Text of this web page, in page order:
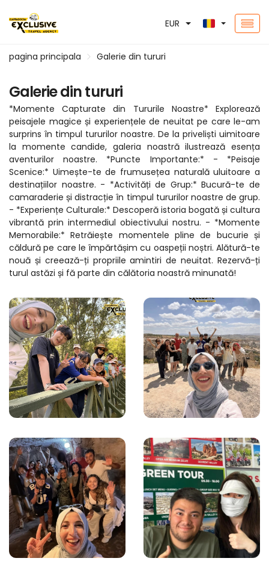
EUR
pagina principala Galerie din tururi
Galerie din tururi
*Momente Capturate din Tururile Noastre* Explorează
peisajele magice și experiențele de neuitat pe care le-am
surprins în timpul tururilor noastre. De la priveliști uimitoare
la momente candide, galeria noastră ilustrează esența
aventurilor noastre. *Puncte Importante:* - *Peisaje
Scenice:* Uimește-te de frumusețea naturală uluitoare a
destinațiilor noastre. - *Activități de Grup:* Bucură-te de
camaraderie și distracție în timpul tururilor noastre de grup.
- *Experiențe Culturale:* Descoperă istoria bogată și cultura
vibrantă prin intermediul obiectivului nostru. - *Momente
Memorabile:* Retrăiește momentele pline de bucurie și
căldură pe care le împărtășim cu oaspeții noștri. Alătură-te
nouă și creează-ți propriile amintiri de neuitat. Rezervă-ți
turul astăzi și fă parte din călătoria noastră minunată!